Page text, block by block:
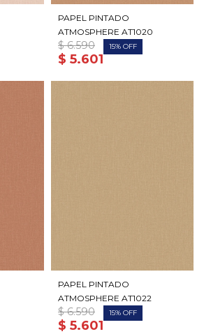
PAPEL PINTADO
ATMOSPHERE AT1020
$ 5.601
$ 6.590 15
PAPEL PINTADO
ATMOSPHERE AT1022
$ 5.601
$ 6.590 15